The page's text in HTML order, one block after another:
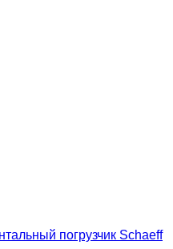
погрузчик Schaeff